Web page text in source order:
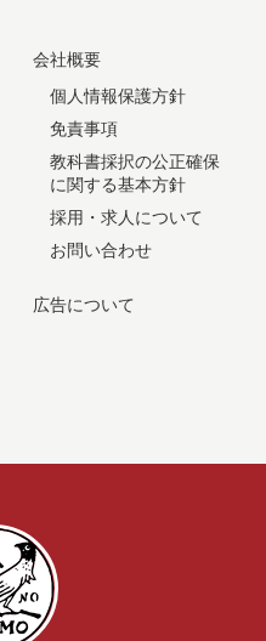
会社概要
個人情報保護方針
免責事項
教科書採択の公正確保
に関する基本方針
採用・求人について
お問い合わせ
広告について